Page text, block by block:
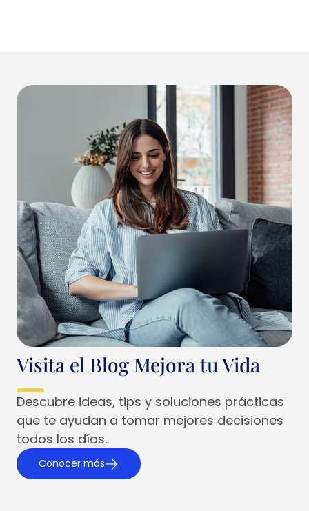
Visita el Blog Mejora tu Vida
Descubre ideas, tips y soluciones prácticas
que te ayudan a tomar mejores decisiones
todos los días.
Conocer más